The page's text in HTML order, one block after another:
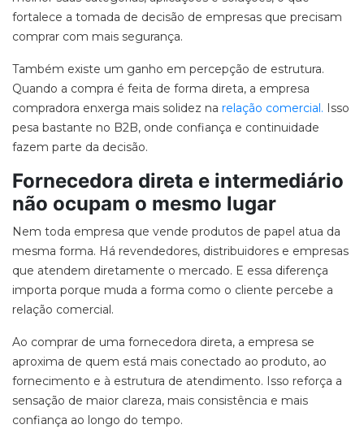
fortalece a tomada de decisão de empresas que precisam
comprar com mais segurança.
Também existe um ganho em percepção de estrutura.
Quando a compra é feita de forma direta, a empresa
compradora enxerga mais solidez na relação comercial. Isso
pesa bastante no B2B, onde confiança e continuidade
fazem parte da decisão.
Fornecedora direta e intermediário
não ocupam o mesmo lugar
Nem toda empresa que vende produtos de papel atua da
mesma forma. Há revendedores, distribuidores e empresas
que atendem diretamente o mercado. E essa diferença
importa porque muda a forma como o cliente percebe a
relação comercial.
Ao comprar de uma fornecedora direta, a empresa se
aproxima de quem está mais conectado ao produto, ao
fornecimento e à estrutura de atendimento. Isso reforça a
sensação de maior clareza, mais consistência e mais
confiança ao longo do tempo.